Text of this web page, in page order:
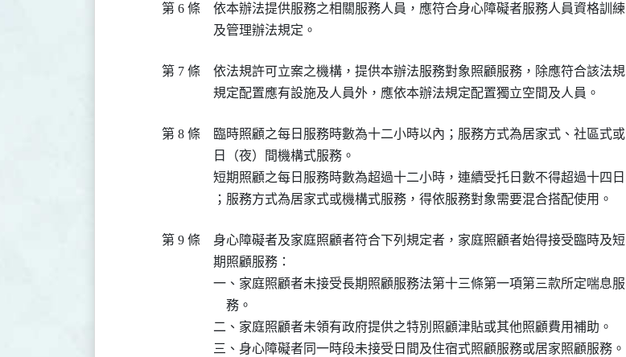
第 6 條
依本辦法提供服務之相關服務人員，應符合身心障礙者服務人員資格訓練
及管理辦法規定。
第 7 條
依法規許可立案之機構，提供本辦法服務對象照顧服務，除應符合該法規
規定配置應有設施及人員外，應依本辦法規定配置獨立空間及人員。
第 8 條
臨時照顧之每日服務時數為十二小時以內；服務方式為居家式、社區式或
日（夜）間機構式服務。
短期照顧之每日服務時數為超過十二小時，連續受托日數不得超過十四日
；服務方式為居家式或機構式服務，得依服務對象需要混合搭配使用。
第 9 條
身心障礙者及家庭照顧者符合下列規定者，家庭照顧者始得接受臨時及短
期照顧服務：
一、家庭照顧者未接受長期照顧服務法第十三條第一項第三款所定喘息服
    務。
二、家庭照顧者未領有政府提供之特別照顧津貼或其他照顧費用補助。
三、身心障礙者同一時段未接受日間及住宿式照顧服務或居家照顧服務。